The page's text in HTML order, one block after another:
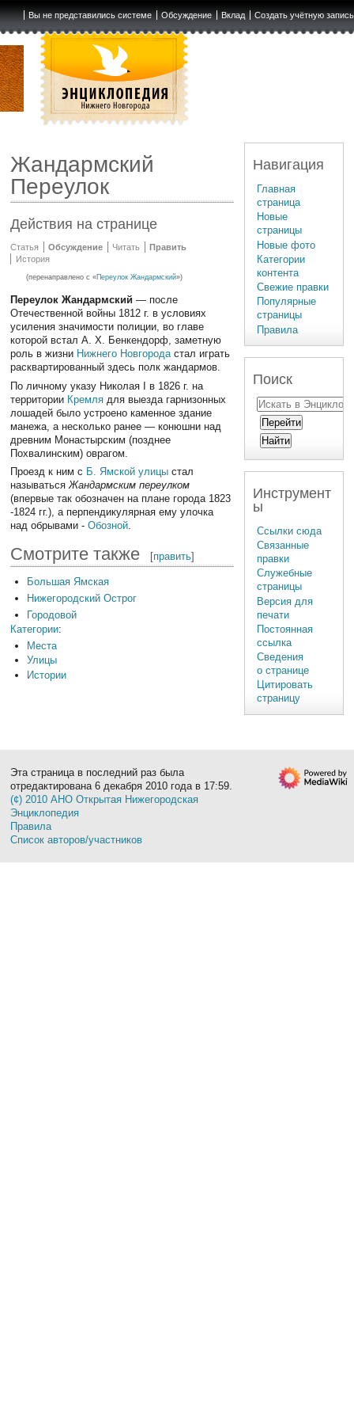
Вы не представились системе Обсуждение Вклад Создать учётную запись
Жандармский
Переулок
Действия на странице
Статья Обсуждение Читать
Править
История
(перенаправлено с «Переулок Жандармский»)
Переулок Жандармский — после
Отечественной войны 1812 г. в условиях
усиления значимости полиции, во главе
которой встал А. Х. Бенкендорф, заметную
роль в жизни Нижнего Новгородастал играть
расквартированный здесь полк жандармов.
По личному указу Николая I в 1826 г. на
территории Кремля для выезда гарнизонных
лошадей было устроено каменное здание
манежа, а несколько ранее — конюшни над
древним Монастырским (позднее
Похвалинским) оврагом.
Проезд к ним с Б. Ямской улицы стал
называтьсяЖандармским переулком
(впервые так обозначен на плане города 1823
-1824 гг.), а перпендикулярная ему улочка
над обрывами -Обозной.
Смотрите также [править]
Большая Ямская
Нижегородский Острог
Городовой
Категории:
Места
Улицы
Истории
Навигация
Главная
страница
Новые
страницы
Новые фото
Категории
контента
Свежие правки
Популярные
страницы
Правила
Поиск
Инструмент
ы
Ссылки сюда
Связанные
правки
Служебные
страницы
Версия для
печати
Постоянная
ссылка
Сведения
о странице
Цитировать
страницу
Эта страница в последний раз была
отредактирована 6 декабря 2010 года в 17:59.
(¢) 2010 АНО Открытая Нижегородская
Энциклопедия
Правила
Список авторов/участников